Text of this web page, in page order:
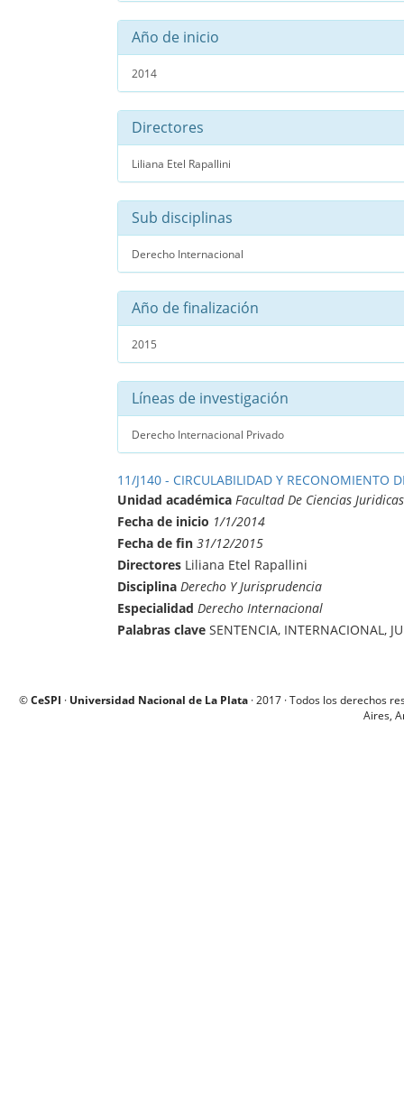
Año de inicio
2014
Directores
Liliana Etel Rapallini
Sub disciplinas
Derecho Internacional
Año de finalización
2015
Líneas de investigación
Derecho Internacional Privado
11/J140 - CIRCULABILIDAD Y RECONOMIENTO
Unidad académica Facultad De Ciencias
Fecha de inicio 1/1/2014
Fecha de fin 31/12/2015
Directores Liliana Etel Rapallini
Disciplina Derecho Y Jurisprudencia
Especialidad Derecho Internacional
Palabras clave SENTENCIA, INTERNACIONAL,
©CeSPI · Universidad Nacional de La Plata · 2017 · Todos los derechos
Aires,